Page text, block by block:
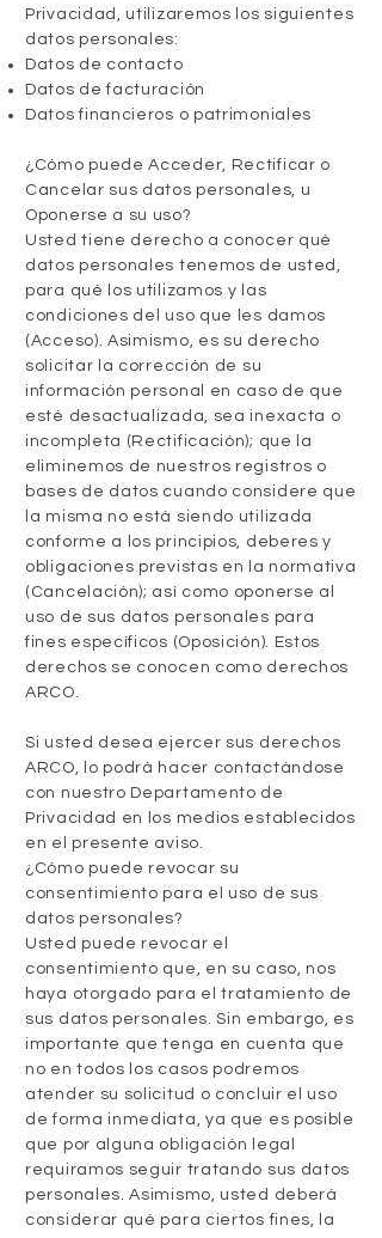
Privacidad, utilizaremos los siguientes
datos personales:
Datos de contacto
Datos de facturación
Datos financieros o patrimoniales
¿Cómo puede Acceder, Rectificar o
Cancelar sus datos personales, u
Oponerse a su uso?
Usted tiene derecho a conocer qué
datos personales tenemos de usted,
para qué los utilizamos y las
condiciones del uso que les damos
(Acceso). Asimismo, es su derecho
solicitar la corrección de su
información personal en caso de que
esté desactualizada, sea inexacta o
incompleta (Rectificación); que la
eliminemos de nuestros registros o
bases de datos cuando considere que
la misma no está siendo utilizada
conforme a los principios, deberes y
obligaciones previstas en la normativa
(Cancelación); así como oponerse al
uso de sus datos personales para
fines específicos (Oposición). Estos
derechos se conocen como derechos
ARCO.
Si usted desea ejercer sus derechos
ARCO, lo podrá hacer contactándose
con nuestro Departamento de
Privacidad en los medios establecidos
en el presente aviso.
¿Cómo puede revocar su
consentimiento para el uso de sus
datos personales?
Usted puede revocar el
consentimiento que, en su caso, nos
haya otorgado para el tratamiento de
sus datos personales. Sin embargo, es
importante que tenga en cuenta que
no en todos los casos podremos
atender su solicitud o concluir el uso
de forma inmediata, ya que es posible
que por alguna obligación legal
requiramos seguir tratando sus datos
personales. Asimismo, usted deberá
considerar qué para ciertos fines, la